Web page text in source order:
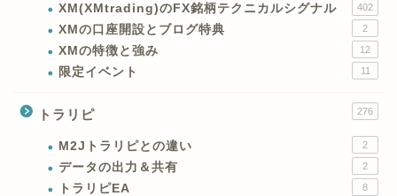
XM(XMtrading)のFX銘柄テクニカルシグナル 402
XMの口座開設とブログ特典 2
XMの特徴と強み 12
限定イベント 11
トラリピ 276
M2Jトラリピとの違い 2
データの出力＆共有 2
トラリピEA 8